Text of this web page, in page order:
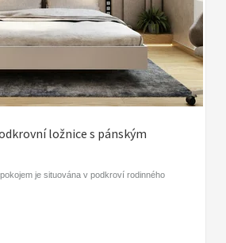
ložnice s pánským
je situována v podkroví rodinného